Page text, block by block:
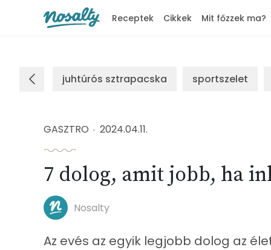
Receptek Cikkek Mit főzzek ma?
juhtúrós sztrapacska sportszelet
GASZTRO 2024.04.11.
7 dolog, amit jobb, ha
Nosalty
Az evés az egyik legjobb dolog az